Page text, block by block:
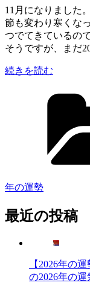
日:
11月になりました
節も変わり寒くな
つでてきているの
そうですが、まだ
“【2022
推
命
で
今
続きを読む
年の運勢
最近の投稿
【2026年の
の2026年の